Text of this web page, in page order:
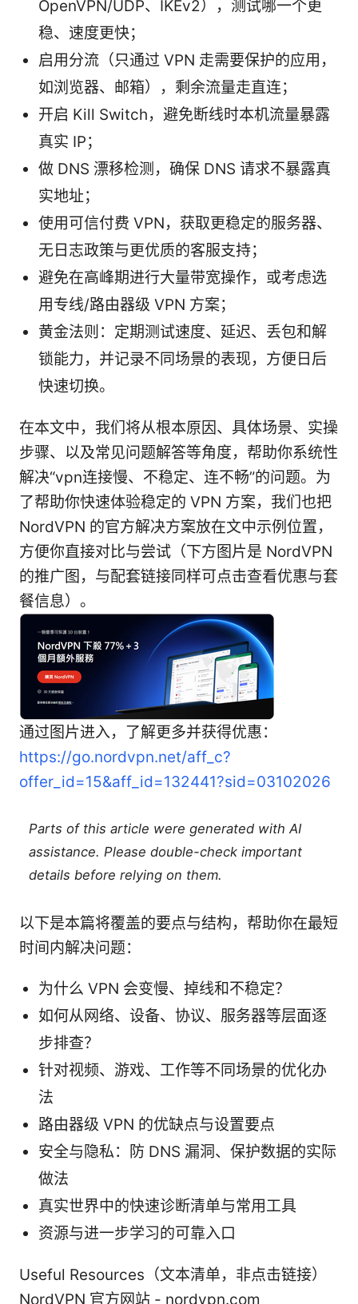
OpenVPN/UDP、IKEv2），测试哪一个更
稳、速度更快；
启用分流（只通过 VPN 走需要保护的应用，
如浏览器、邮箱），剩余流量走直连；
开启 Kill Switch，避免断线时本机流量暴露
真实 IP；
做 DNS 漂移检测，确保 DNS 请求不暴露真
实地址；
使用可信付费 VPN，获取更稳定的服务器、
无日志政策与更优质的客服支持；
避免在高峰期进行大量带宽操作，或考虑选
用专线/路由器级 VPN 方案；
黄金法则：定期测试速度、延迟、丢包和解
锁能力，并记录不同场景的表现，方便日后
快速切换。
在本文中，我们将从根本原因、具体场景、实操
步骤、以及常见问题解答等角度，帮助你系统性
解决“vpn连接慢、不稳定、连不畅”的问题。为
了帮助你快速体验稳定的 VPN 方案，我们也把
NordVPN 的官方解决方案放在文中示例位置，
方便你直接对比与尝试（下方图片是 NordVPN
的推广图，与配套链接同样可点击查看优惠与套
餐信息）。
通过图片进入，了解更多并获得优惠：
https://go.nordvpn.net/aff_c?
offer_id=15&aff_id=132441?sid=03102026
Parts of this article were generated with AI
assistance. Please double-check important
details before relying on them.
以下是本篇将覆盖的要点与结构，帮助你在最短
时间内解决问题：
为什么 VPN 会变慢、掉线和不稳定？
如何从网络、设备、协议、服务器等层面逐
步排查？
针对视频、游戏、工作等不同场景的优化办
法
路由器级 VPN 的优缺点与设置要点
安全与隐私：防 DNS 漏洞、保护数据的实际
做法
真实世界中的快速诊断清单与常用工具
资源与进一步学习的可靠入口
Useful Resources（文本清单，非点击链接）
NordVPN 官方网站 - nordvpn.com